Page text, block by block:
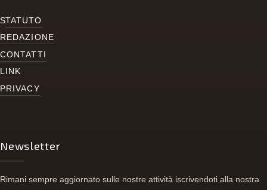
STATUTO
REDAZIONE
CONTATTI
LINK
PRIVACY
Newsletter
Rimani sempre aggiornato sulle nostre attività iscrivendoti alla nostra